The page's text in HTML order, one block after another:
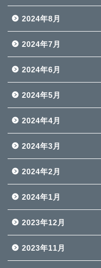
2024年8月
2024年7月
2024年6月
2024年5月
2024年4月
2024年3月
2024年2月
2024年1月
2023年12月
2023年11月